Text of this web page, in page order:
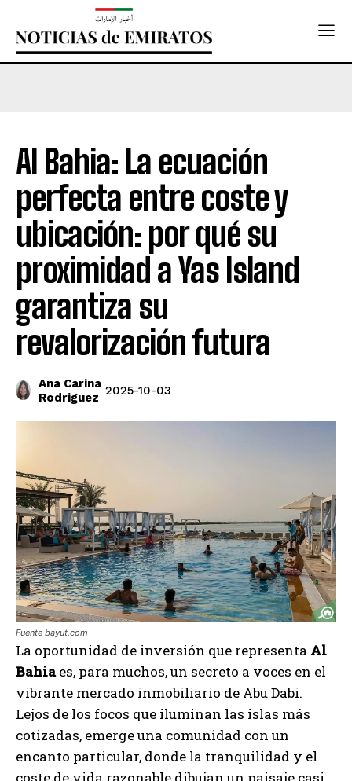
Al Bahia: La ecuación
perfecta entre coste y
ubicación: por qué su
proximidad a Yas Island
garantiza su
revalorización futura
Ana Carina
Rodriguez 2025-10-03
Fuente bayut.com
La oportunidad de inversión que representa Al
Bahiaes, para muchos, un secreto a voces en el
vibrante mercado inmobiliario de Abu Dabi.
Lejos de los focos que iluminan las islas más
cotizadas, emerge una comunidad con un
encanto particular, donde la tranquilidad y el
coste de vida razonable dibujan un paisaje casi